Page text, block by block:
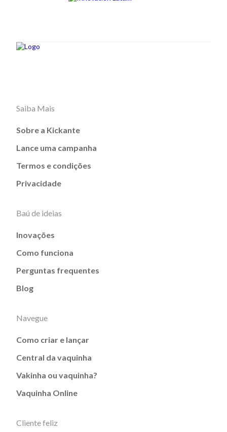
Saiba Mais
Sobre a Kickante
Lance uma campanha
Termos e condições
Privacidade
Baú de ideias
Inovações
Como funciona
Perguntas frequentes
Blog
Navegue
Como criar e lançar
Central da vaquinha
Vakinha ou vaquinha?
Vaquinha Online
Cliente feliz